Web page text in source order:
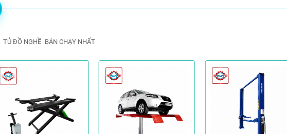
TỦ ĐỒ NGHỀ BÁN CHẠY NHẤT